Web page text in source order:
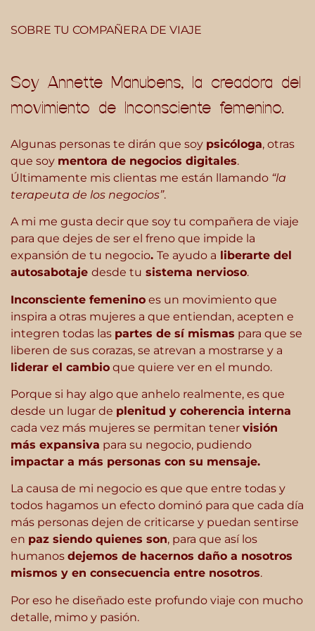
SOBRE TU COMPAÑERA DE VIAJE
Soy Annette Manubens, la creadora del
movimiento de Inconsciente femenino.
Algunas personas te dirán que soy psicóloga, otras
que soy mentora de negocios digitales.
Últimamente mis clientas me están llamando “la
terapeuta de los negocios”.
A mi me gusta decir que soy tu compañera de viaje
para que dejes de ser el freno que impide la
expansión de tu negocio. Te ayudo a liberarte del
autosabotaje desde tu sistema nervioso.
Inconsciente femenino es un movimiento que
inspira a otras mujeres a que entiendan, acepten e
integren todas las partes de sí mismas para que se
liberen de sus corazas, se atrevan a mostrarse y a
liderar el cambio que quiere ver en el mundo.
Porque si hay algo que anhelo realmente, es que
desde un lugar de plenitud y coherencia interna
cada vez más mujeres se permitan tener visión
más expansiva para su negocio, pudiendo
impactar a más personas con su mensaje.
La causa de mi negocio es que que entre todas y
todos hagamos un efecto dominó para que cada día
más personas dejen de criticarse y puedan sentirse
en paz siendo quienes son, para que así los
humanos dejemos de hacernos daño a nosotros
mismos y en consecuencia entre nosotros.
Por eso he diseñado este profundo viaje con mucho
detalle, mimo y pasión.